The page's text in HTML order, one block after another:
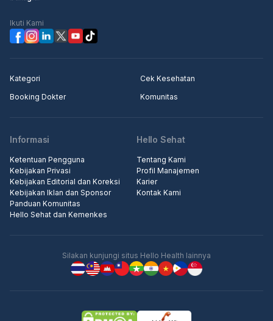
Ikuti Kami
Kategori
Cek Kesehatan
Booking Dokter
Komunitas
Informasi
Ketentuan Pengguna
Kebijakan Privasi
Kebijakan Editorial dan Koreksi
Kebijakan Iklan dan Sponsor
Panduan Komunitas
Hello Sehat dan Kemenkes
Hello Sehat
Tentang Kami
Profil Manajemen
Karier
Kontak Kami
Silakan kunjungi situs Hello Health lainnya